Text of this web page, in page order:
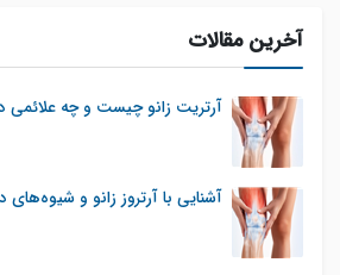
آخرین مقالات
آرتریت زانو چیست و چه علائمی
آشنایی با آرتروز زانو و شیوه‌های